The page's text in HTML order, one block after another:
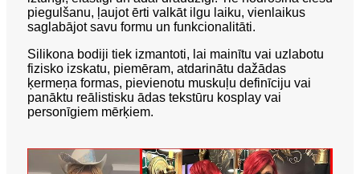
piegulšanu, ļaujot ērti valkāt ilgu laiku, vienlaikus
saglabājot savu formu un funkcionalitāti.
Silikona bodiji tiek izmantoti, lai mainītu vai uzlabotu
fizisko izskatu, piemēram, atdarinātu dažādas
ķermeņa formas, pievienotu muskuļu definīciju vai
panāktu reālistisku ādas tekstūru kosplay vai
personīgiem mērķiem.